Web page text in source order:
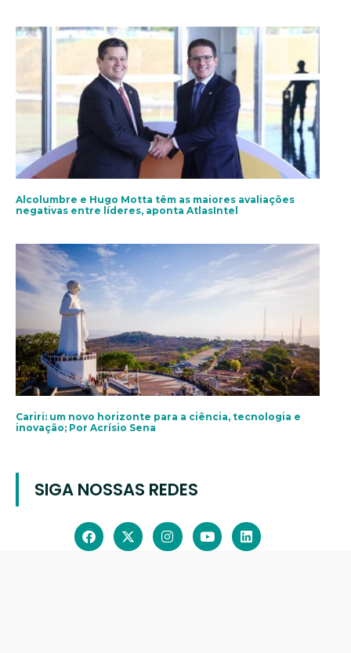
Alcolumbre e Hugo Motta têm as maiores avaliações
negativas entre líderes, aponta AtlasIntel
Cariri: um novo horizonte para a ciência, tecnologia e
inovação; Por Acrísio Sena
SIGA NOSSAS REDES